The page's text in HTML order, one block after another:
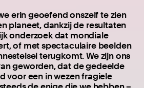
erin geoefend onszelf te zien
planeet, dankzij de resultaten
onderzoek dat mondiale
of met spectaculaire beelden
terugkomt. We zijn ons
geworden, dat de gedeelde
voor een in wezen fragiele